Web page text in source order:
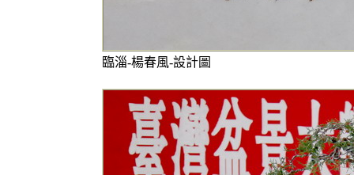
臨淄-楊春風-設計圖